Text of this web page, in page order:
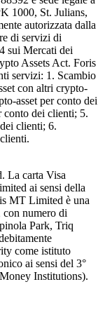
1000, St. Julians,
autorizzata dalla
di servizi di
sui Mercati dei
Assets Act. Foris
servizi: 1. Scambio
con altri crypto-
asset per conto dei
conto dei clienti; 5.
clienti; 6.
La carta Visa
ai sensi della
MT Limited è una
con numero di
Park, Triq
come istituto
ai sensi del 3°
Institutions).